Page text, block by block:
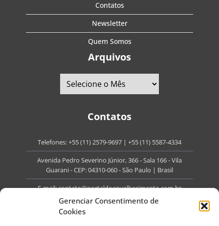
Gerenciar Consentimento de
Cookies
Contatos
Newsletter
Quem Somos
Arquivos
Contatos
Telefones:+55 (11) 2579-9697 | +55 (11) 5587-4334
Avenida Pedro Severino Júnior, 366 - Sala 166 - Vila
Guarani - CEP: 04310-060 - São Paulo | Brasil
E-mail:contato@portaldoenvelhecimento.com.br
Website:portaldoenvelhecimento.com.br